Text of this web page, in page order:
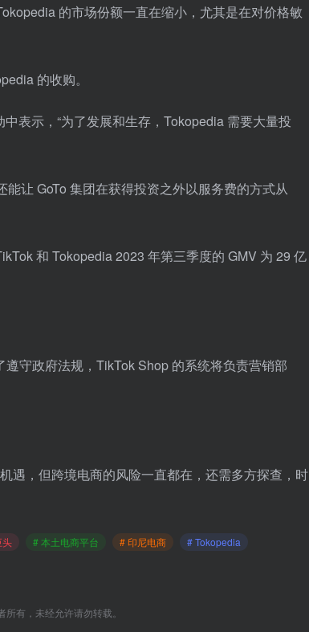
的市场份额一直在缩小，尤其是在对价格敏
的收购。
表示，“为了发展和生存，Tokopedia 需要大量投
让 GoTo 集团在获得投资之外以服务费的方式从
和 Tokopedia 2023 年第三季度的 GMV 为 29 亿
守政府法规，TikTok Shop 的系统将负责营销部
遇，但跨境电商的风险一直都在，还需多方探查，时
头 # 本土电商平台 # 印尼电商
# Tokopedia
有，未经允许请勿转载。